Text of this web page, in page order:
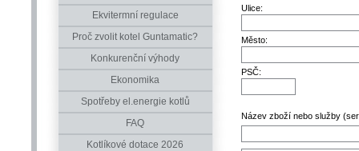
Ekvitermní regulace
Proč zvolit kotel Guntamatic?
Konkurenční výhody
Ekonomika
Spotřeby el.energie kotlů
FAQ
Kotlíkové dotace 2026
Ulice:
Město:
PSČ:
Název zboží nebo služby